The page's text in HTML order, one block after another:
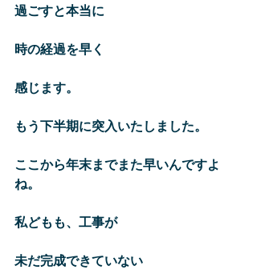
過ごすと本当に
時の経過を早く
感じます。
もう下半期に突入いたしました。
ここから年末までまた早いんですよ
ね。
私どもも、工事が
未だ完成できていない